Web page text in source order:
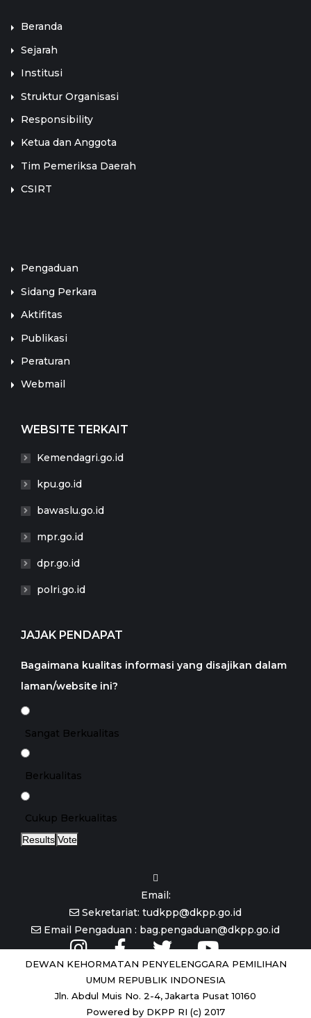
Beranda
Sejarah
Institusi
Struktur Organisasi
Responsibility
Ketua dan Anggota
Tim Pemeriksa Daerah
CSIRT
Pengaduan
Sidang Perkara
Aktifitas
Publikasi
Peraturan
Webmail
WEBSITE TERKAIT
Kemendagri.go.id
kpu.go.id
bawaslu.go.id
mpr.go.id
dpr.go.id
polri.go.id
JAJAK PENDAPAT
Bagaimana kualitas informasi yang disajikan dalam
laman/website ini?
Sangat Berkualitas
Berkualitas
Cukup Berkualitas
Results Vote
Email:
Sekretariat: tudkpp@dkpp.go.id
Email Pengaduan : bag.pengaduan@dkpp.go.id
DEWAN KEHORMATAN PENYELENGGARA PEMILIHAN
UMUM REPUBLIK INDONESIA
Jln. Abdul Muis No. 2-4, Jakarta Pusat 10160
Powered by DKPP RI (c) 2017